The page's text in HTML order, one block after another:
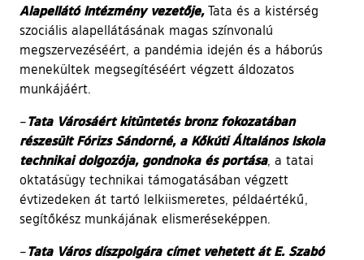
Alapellátó Intézmény vezetője, Tata és a kistérség
szociális alapellátásának magas színvonalú
megszervezéséért, a pandémia idején és a háborús
menekültek megsegítéséért végzett áldozatos
munkájáért.
–Tata Városáért kitüntetés bronz fokozatában
részesült Fórizs Sándorné, a Kőkúti Általános Iskola
technikai dolgozója, gondnoka és portása, a tatai
oktatásügy technikai támogatásában végzett
évtizedeken át tartó lelkiismeretes, példaértékű,
segítőkész munkájának elismeréseképpen.
–Tata Város díszpolgára címet vehetett át E. Szabó